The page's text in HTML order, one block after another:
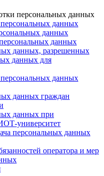
персональных данных
данных
данных
данных
данных, разрешенных
данных для
данных
данных граждан
данных при
университет
персональных данных
оператора и мер